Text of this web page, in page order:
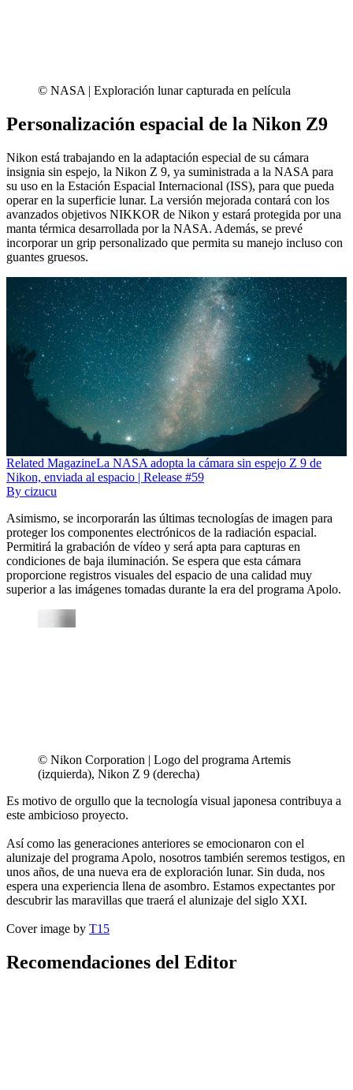
© NASA | Exploración lunar capturada en película
Personalización espacial de la Nikon Z9
Nikon está trabajando en la adaptación especial de su cámara
insignia sin espejo, la Nikon Z 9, ya suministrada a la NASA para
su uso en la Estación Espacial Internacional (ISS), para que pueda
operar en la superficie lunar. La versión mejorada contará con los
avanzados objetivos NIKKOR de Nikon y estará protegida por una
manta térmica desarrollada por la NASA. Además, se prevé
incorporar un grip personalizado que permita su manejo incluso con
guantes gruesos.
Related MagazineLa NASA adopta la cámara sin espejo Z 9 de
Nikon, enviada al espacio | Release #59
By cizucu
Asimismo, se incorporarán las últimas tecnologías de imagen para
proteger los componentes electrónicos de la radiación espacial.
Permitirá la grabación de vídeo y será apta para capturas en
condiciones de baja iluminación. Se espera que esta cámara
proporcione registros visuales del espacio de una calidad muy
superior a las imágenes tomadas durante la era del programa Apolo.
© Nikon Corporation | Logo del programa Artemis
(izquierda), Nikon Z 9 (derecha)
Es motivo de orgullo que la tecnología visual japonesa contribuya a
este ambicioso proyecto.
Así como las generaciones anteriores se emocionaron con el
alunizaje del programa Apolo, nosotros también seremos testigos, en
unos años, de una nueva era de exploración lunar. Sin duda, nos
espera una experiencia llena de asombro. Estamos expectantes por
descubrir las maravillas que traerá el alunizaje del siglo XXI.
Cover image by T15
Recomendaciones del Editor